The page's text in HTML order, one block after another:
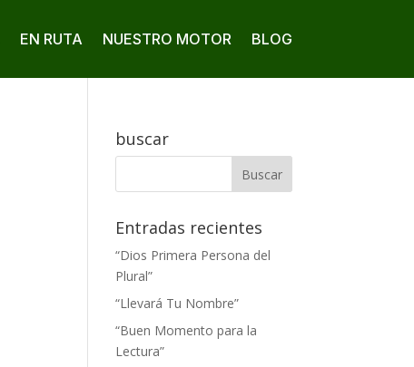
EN RUTA NUESTRO MOTOR BLOG
buscar
Entradas recientes
“Dios Primera Persona del
Plural”
“Llevará Tu Nombre”
“Buen Momento para la
Lectura”